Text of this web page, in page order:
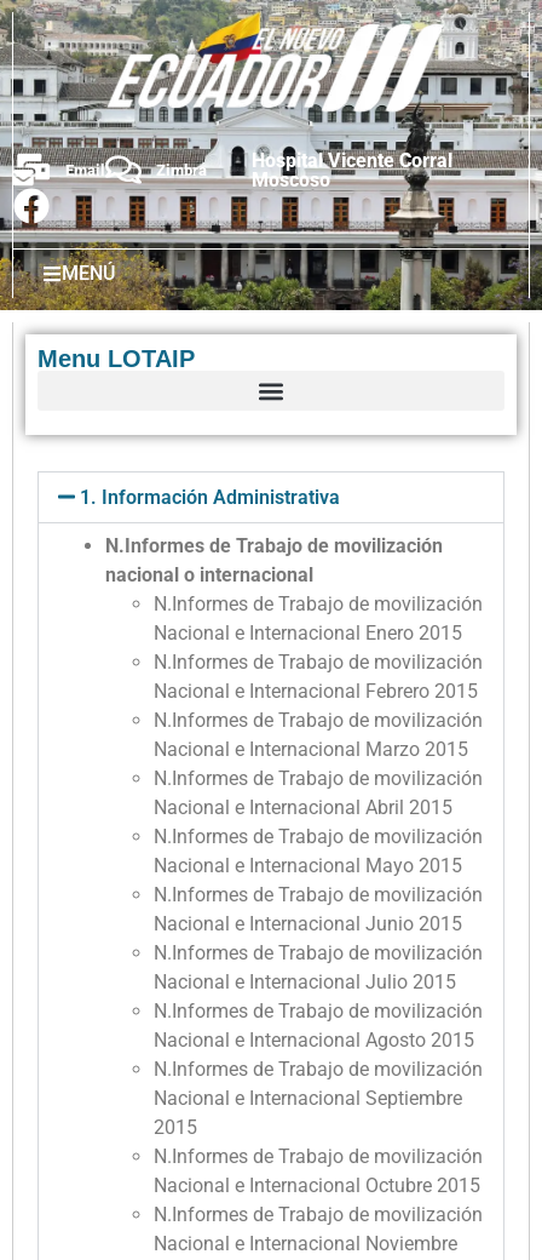
Hospital Vicente Corral
Moscoso
Email Zimbra
MENÚ
Menu LOTAIP
1. Información Administrativa
N.Informes de Trabajo de movilización
nacional o internacional
N.Informes de Trabajo de movilización
Nacional e Internacional Enero 2015
N.Informes de Trabajo de movilización
Nacional e Internacional Febrero 2015
N.Informes de Trabajo de movilización
Nacional e Internacional Marzo 2015
N.Informes de Trabajo de movilización
Nacional e Internacional Abril 2015
N.Informes de Trabajo de movilización
Nacional e Internacional Mayo 2015
N.Informes de Trabajo de movilización
Nacional e Internacional Junio 2015
N.Informes de Trabajo de movilización
Nacional e Internacional Julio 2015
N.Informes de Trabajo de movilización
Nacional e Internacional Agosto 2015
N.Informes de Trabajo de movilización
Nacional e Internacional Septiembre
2015
N.Informes de Trabajo de movilización
Nacional e Internacional Octubre 2015
N.Informes de Trabajo de movilización
Nacional e Internacional Noviembre